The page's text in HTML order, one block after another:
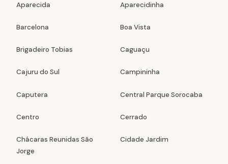
Aparecida Aparecidinha
Barcelona Boa Vista
Brigadeiro Tobias Caguaçu
Cajuru do Sul Campininha
Caputera Central Parque Sorocaba
Centro Cerrado
Chácaras Reunidas São
Jorge
Cidade Jardim